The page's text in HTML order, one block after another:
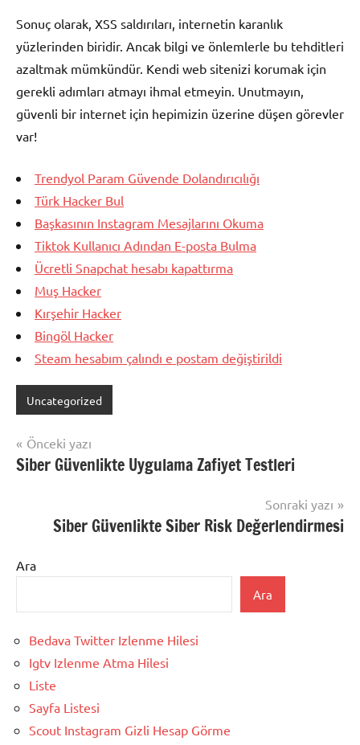
Sonuç olarak, XSS saldırıları, internetin karanlık
yüzlerinden biridir. Ancak bilgi ve önlemlerle bu tehditleri
azaltmak mümkündür. Kendi web sitenizi korumak için
gerekli adımları atmayı ihmal etmeyin. Unutmayın,
güvenli bir internet için hepimizin üzerine düşen görevler
var!
Trendyol Param Güvende Dolandırıcılığı
Türk Hacker Bul
Başkasının Instagram Mesajlarını Okuma
Tiktok Kullanıcı Adından E-posta Bulma
Ücretli Snapchat hesabı kapattırma
Muş Hacker
Kırşehir Hacker
Bingöl Hacker
Steam hesabım çalındı e postam değiştirildi
Uncategorized
Yazı
gezinmesi
Önceki yazı
Siber Güvenlikte Uygulama Zafiyet Testleri
Sonraki yazı
Siber Güvenlikte Siber Risk Değerlendirmesi
Ara
Ara
Bedava Twitter Izlenme Hilesi
Igtv Izlenme Atma Hilesi
Liste
Sayfa Listesi
Scout Instagram Gizli Hesap Görme